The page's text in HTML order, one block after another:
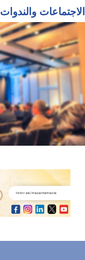
الاجتماعات والندوات